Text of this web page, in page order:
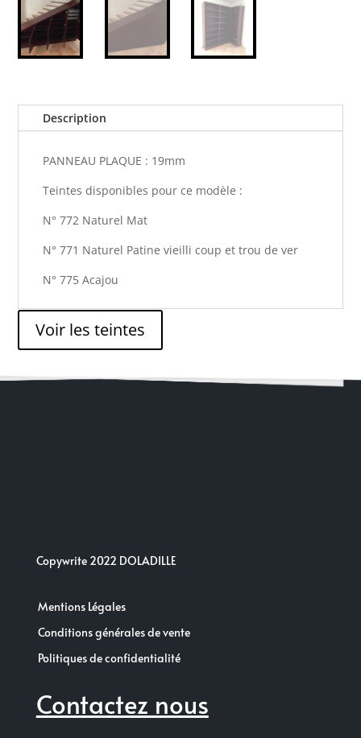
Description
PANNEAU PLAQUE : 19mm
Teintes disponibles pour ce modèle :
N° 772 Naturel Mat
N° 771 Naturel Patine vieilli coup et trou de ver
N° 775 Acajou
Voir les teintes
Copywrite 2022 DOLADILLE
Mentions Légales
Conditions générales de vente
Politiques de confidentialité
Contactez nous